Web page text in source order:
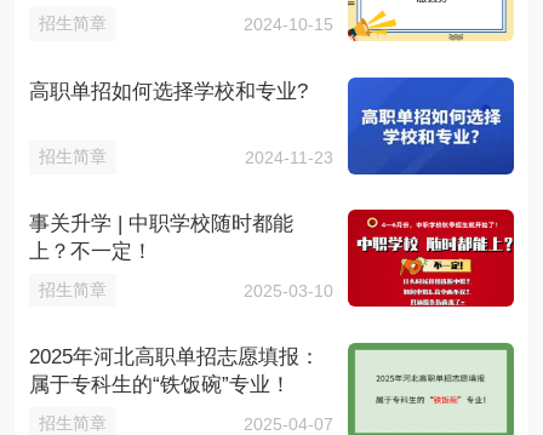
招生简章 2024-10-15
高职单招如何选择学校和专业?
招生简章 2024-11-23
事关升学 | 中职学校随时都能
上？不一定！
招生简章 2025-03-10
2025年河北高职单招志愿填报：
属于专科生的“铁饭碗”专业！
招生简章 2025-04-07